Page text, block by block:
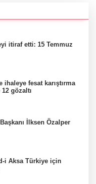
itiraf etti: 15 Temmuz
ihaleye fesat karıştırma
gözaltı
İlksen Özalper
i Aksa Türkiye için